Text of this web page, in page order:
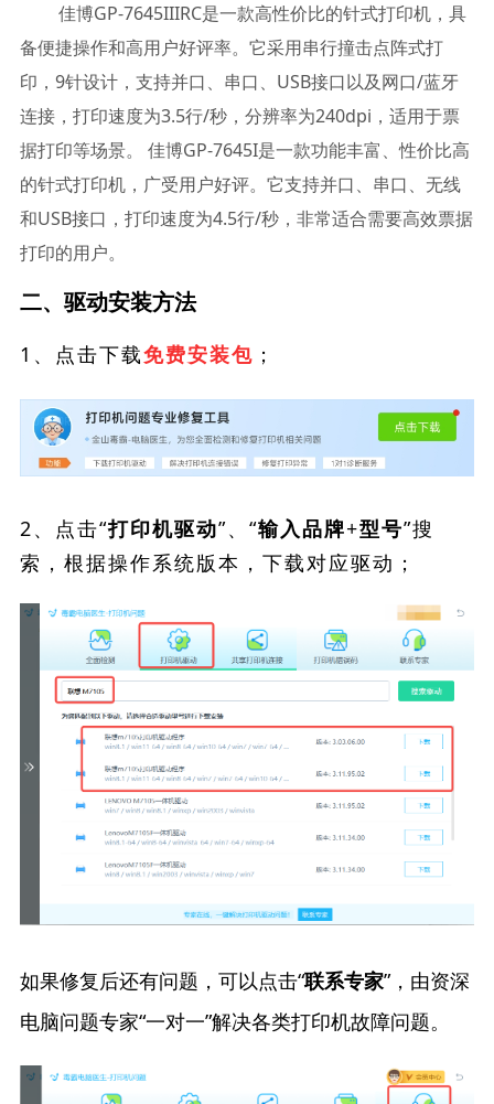
佳博GP-7645IIIRC是一款高性价比的针式打印机，具
备便捷操作和高用户好评率。它采用串行撞击点阵式打
印，9针设计，支持并口、串口、USB接口以及网口/蓝牙
连接，打印速度为3.5行/秒，分辨率为240dpi，适用于票
据打印等场景。 佳博GP-7645I是一款功能丰富、性价比高
的针式打印机，广受用户好评。它支持并口、串口、无线
和USB接口，打印速度为4.5行/秒，非常适合需要高效票据
打印的用户。
二、驱动安装方法
1、点击下载免费安装包 ；
2、点击“打印机驱动”、“输入品牌+型号”搜
索，根据操作系统版本，下载对应驱动；
如果修复后还有问题，可以点击“联系专家”，由资深
电脑问题专家“一对一”解决各类打印机故障问题。